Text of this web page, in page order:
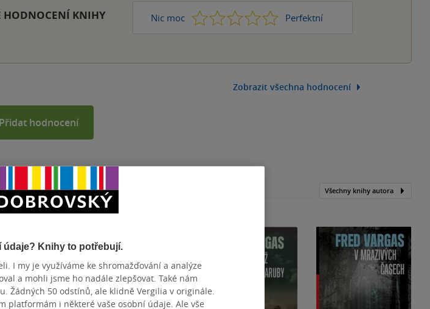
HODNOCENÍ KNIHY Nic moc 1 2 3 4 Perfektní
5
Zobrazit všechna hodnocení
Přidat hodnocení
Všechny knihy autora
údaje? Knihy to potřebují.
I my je využíváme ke shromažďování a analýze
a mohli jsme ho nadále zlepšovat. Také nám
Žádných 50 odstínů, ale klidně Vergilia v originále.
platformám i některé vaše osobní údaje. Ale vše